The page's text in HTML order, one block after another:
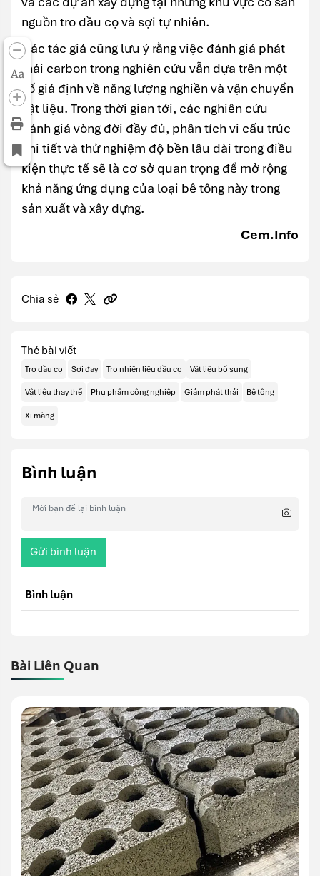
Aa
nguồn tro dầu cọ và sợi tự nhiên.
Các tác giả cũng lưu ý rằng việc đánh giá phát
thải carbon trong nghiên cứu vẫn dựa trên một
số giả định về năng lượng nghiền và vận chuyển
vật liệu. Trong thời gian tới, các nghiên cứu
đánh giá vòng đời đầy đủ, phân tích vi cấu trúc
chi tiết và thử nghiệm độ bền lâu dài trong điều
kiện thực tế sẽ là cơ sở quan trọng để mở rộng
khả năng ứng dụng của loại bê tông này trong
sản xuất và xây dựng.
Cem.Info
Chia sẻ
Thẻ bài viết
Tro dầu cọ Sợi đay Tro nhiên liệu dầu cọ Vật liệu bổ sung
Vật liệu thay thế Phụ phẩm công nghiệp Giảm phát thải Bê tông
Xi măng
Bình luận
Gửi bình luận
Bình luận
Bài Liên Quan